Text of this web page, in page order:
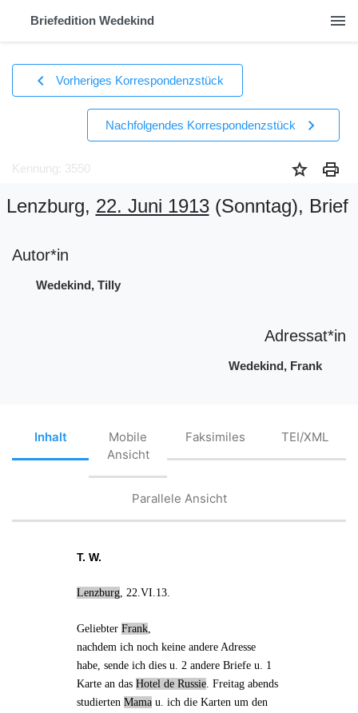
Briefedition Wedekind menu
chevron_left Vorheriges Korrespondenzstück
Nachfolgendes Korrespondenzstück chevron_right
Kennung: 3550 star print
Lenzburg, 22. Juni 1913(Sonntag), Brief
Autor*in
Wedekind, Tilly
Adressat*in
Wedekind, Frank
Inhalt
Mobile
Ansicht
Faksimiles TEI/XML
Parallele Ansicht
T. W.
Lenzburg , 22.VI.13.
GeliebterFrank
nachdem ich noch keine andere Adresse
habe, sende ichdies u. 2 andere Briefe u. 1
Karte an dasHotel de Russie . Freitag abends
studiertenMama u. ich dieKarten um den